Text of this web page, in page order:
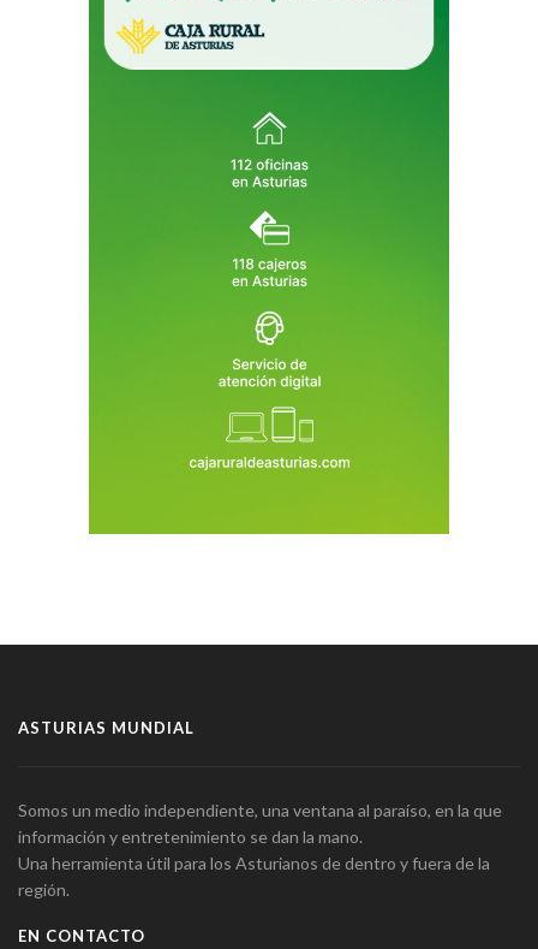
ASTURIAS MUNDIAL
Somos un medio independiente, una ventana al paraíso, en la que
información y entretenimiento se dan la mano.
Una herramienta útil para los Asturianos de dentro y fuera de la
región.
EN CONTACTO